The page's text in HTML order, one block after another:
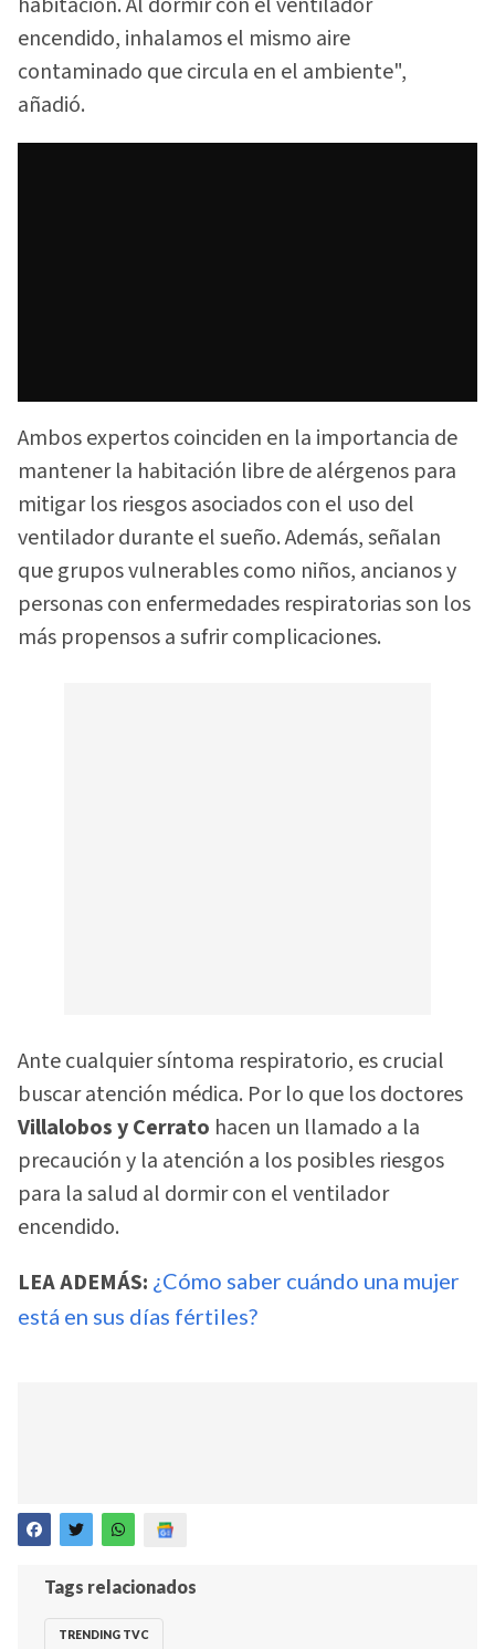
encendido, inhalamos el mismo aire
contaminado que circula en el ambiente",
añadió.
Ambos expertos coinciden en la importancia de
mantener la habitación libre de alérgenos para
mitigar los riesgos asociados con el uso del
ventilador durante el sueño. Además, señalan
que grupos vulnerables como niños, ancianos y
personas con enfermedades respiratorias son los
más propensos a sufrir complicaciones.
Ante cualquier síntoma respiratorio, es crucial
buscar atención médica. Por lo que los doctores
Villalobos y Cerrato hacen un llamado a la
precaución y la atención a los posibles riesgos
para la salud al dormir con el ventilador
encendido.
LEA ADEMÁS: ¿Cómo saber cuándo una mujer
está en sus días fértiles?
Tags relacionados
TRENDING TVC